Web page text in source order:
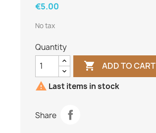
€5.00
No tax
Quantity
 ADD TO CART
 Last items in stock
Share